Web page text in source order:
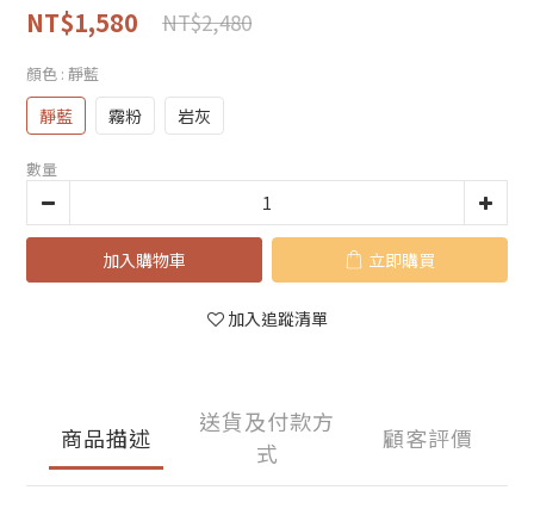
NT$1,580 NT$2,480
顏色 : 靜藍
靜藍 霧粉 岩灰
數量
加入購物車 立即購買
加入追蹤清單
商品描述
送貨及付款方
式
顧客評價